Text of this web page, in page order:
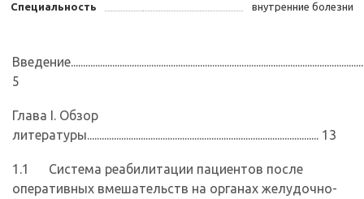
Специальность внутренние болезни
5
Глава I. Обзор
литературы............................................................................................... 13
1.1 Система реабилитации пациентов после
оперативных вмешательств на органах желудочно-